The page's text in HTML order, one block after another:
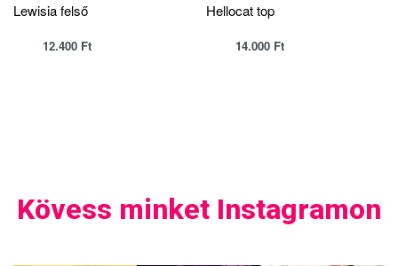
Lewisia felső
12.400 Ft
Hellocat top
14.000 Ft
Kövess minket Instagramon